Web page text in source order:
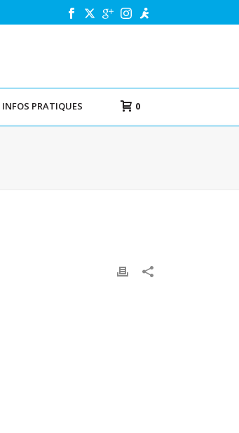
INFOS PRATIQUES 0